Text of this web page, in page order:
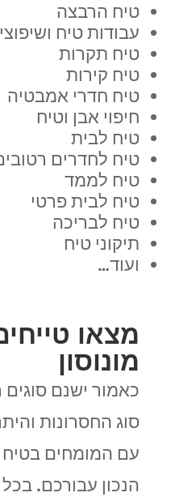
טיח הרבצה
עבודות טיח
טיח תקרות
טיח קירות
טיח חדרי אמבטיה
חיפוי אבן וטיח
טיח לבית
טיח לחדרים
טיח לממד
טיח לבית פרטי
טיח לבריכה
תיקוני טיח
ועוד…
מצאו
מונוסון
כאמור ישנם
סוג החסרונות
עם המומחים
הנכון עבורכם.